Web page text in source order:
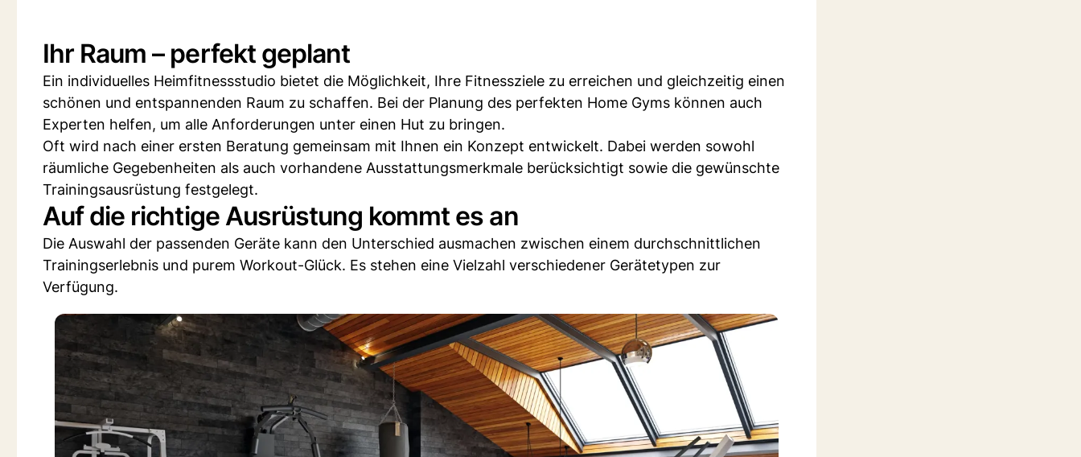
Ihr Raum – perfekt geplant
Ein individuelles Heimfitnessstudio bietet die Möglichkeit, Ihre Fitnessziele zu erreichen und gleichzeitig einen
schönen und entspannenden Raum zu schaffen. Bei der Planung des perfekten Home Gyms können auch
Experten helfen, um alle Anforderungen unter einen Hut zu bringen.
Oft wird nach einer ersten Beratung gemeinsam mit Ihnen ein Konzept entwickelt. Dabei werden sowohl
räumliche Gegebenheiten als auch vorhandene Ausstattungsmerkmale berücksichtigt sowie die gewünschte
Trainingsausrüstung festgelegt.
Auf die richtige Ausrüstung kommt es an
Die Auswahl der passenden Geräte kann den Unterschied ausmachen zwischen einem durchschnittlichen
Trainingserlebnis und purem Workout-Glück. Es stehen eine Vielzahl verschiedener Gerätetypen zur
Verfügung.